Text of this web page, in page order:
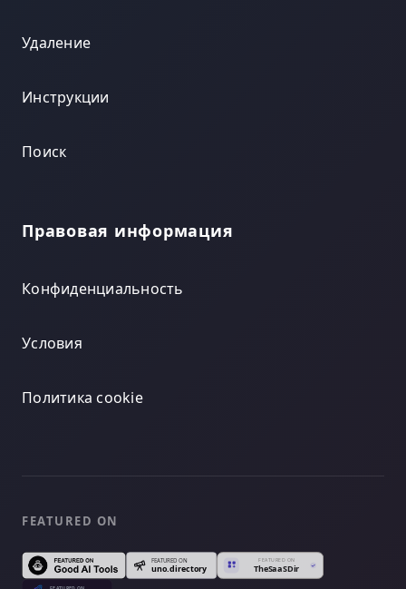
Удаление
Инструкции
Поиск
Правовая информация
Конфиденциальность
Условия
Политика cookie
FEATURED ON